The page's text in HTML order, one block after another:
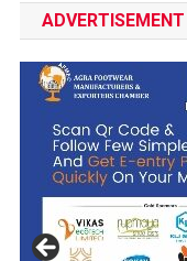
ADVERTISEMENT